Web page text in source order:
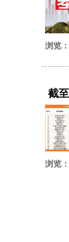
浏览：
截
浏览：